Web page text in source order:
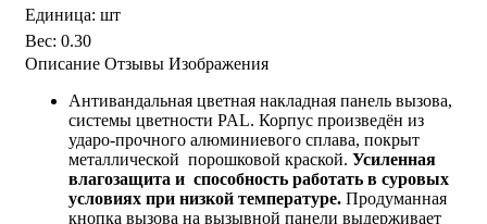
Единица: шт
Вес: 0.30
Описание Отзывы Изображения
Антивандальная цветная накладная панель вызова,
системы цветности PAL. Корпус произведён из
ударо-прочного алюминиевого сплава, покрыт
металлической порошковой краской. Усиленная
влагозащита и способность работать в суровых
условиях при низкой температуре. Продуманная
кнопка вызова на вызывной панели выдерживает